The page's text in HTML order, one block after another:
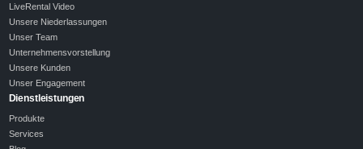
LiveRental Video
Unsere Niederlassungen
Unser Team
Unternehmensvorstellung
Unsere Kunden
Unser Engagement
Dienstleistungen
Produkte
Services